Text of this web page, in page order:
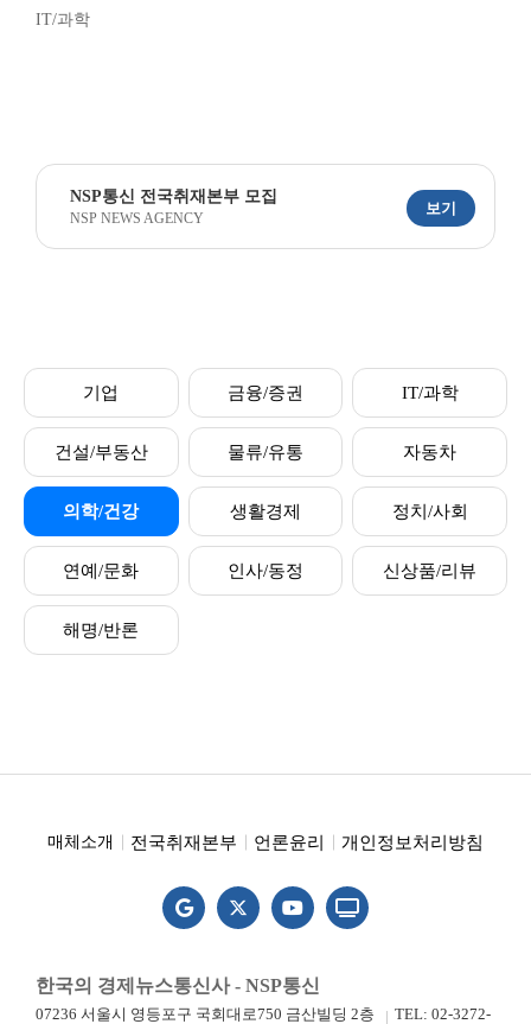
IT/과학
NSP통신 전국취재본부 모집
NSP NEWS AGENCY
보기
기업 금융/증권 IT/과학
건설/부동산 물류/유통 자동차
의학/건강 생활경제 정치/사회
연예/문화 인사/동정 신상품/리뷰
해명/반론
매체소개 전국취재본부 언론윤리 개인정보처리방침
한국의 경제뉴스통신사 - NSP통신
07236 서울시 영등포구 국회대로750 금산빌딩 2층 TEL: 02-3272-